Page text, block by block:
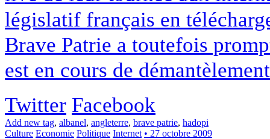
législatif français en
Brave Patrie a toutefois
est en cours de
Twitter Facebook
Add new tag, albanel, angleterre, brave patrie, hadopi
Culture Economie Politique Internet • 27 octobre 2009